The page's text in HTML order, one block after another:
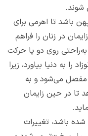
شوند.
باشد تا اهرمی برای
در زنان را فراهم
روی دو پا حرکت
را به دنیا بیاورد، زیرا
مفصل می‌شود و به
تا در حین زایمان
باشد، تغییرات